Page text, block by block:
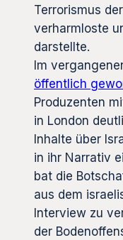
Terrorismus
verharmloste
darstellte.
Im
öffentlich
Produzenten
in London
Inhalte über
in ihr Narrativ
bat die
aus dem
Interview zu
der